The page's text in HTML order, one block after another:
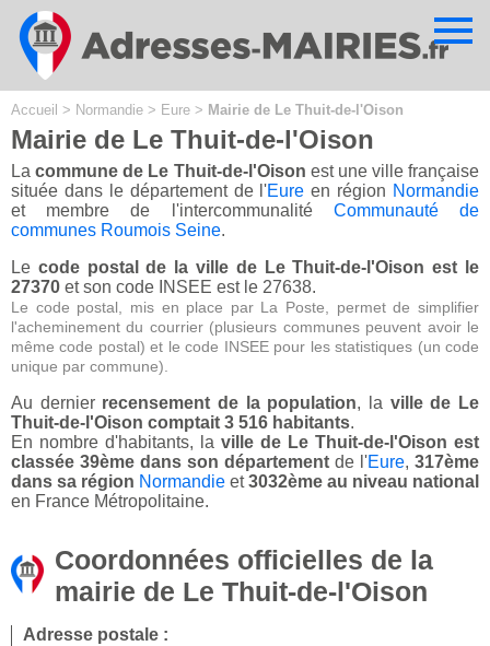
Accueil > Normandie > Eure > Mairie de Le Thuit-de-l'Oison
Mairie de Le Thuit-de-l'Oison
Lacommune de Le Thuit-de-l'Oison est une ville française
située dans le département de l'Eure en région Normandie
et membre de l'intercommunalité Communauté de
communes Roumois Seine.
Le code postal de la ville de Le Thuit-de-l'Oison est le
27370 et son code INSEE est le 27638.
Le code postal, mis en place par La Poste, permet de simplifier
l'acheminement du courrier (plusieurs communes peuvent avoir le
même code postal) et le code INSEE pour les statistiques (un code
unique par commune).
Au dernier recensement de la population, la ville de Le
Thuit-de-l'Oison comptait 3 516 habitants.
En nombre d'habitants, la ville de Le Thuit-de-l'Oison est
classée 39ème dans son département de l'Eure, 317ème
dans sa région Normandie et3032ème au niveau national
en France Métropolitaine.
Coordonnées officielles de la
mairie de Le Thuit-de-l'Oison
Adresse postale :
Cookies management panel